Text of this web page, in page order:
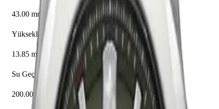
43.00 mm
Yükseklik
13.85 mm
Su Geçirmezlik
200.00 m